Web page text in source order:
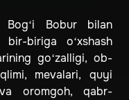
Bog‘i Bobur bilan
biriga o‘xshash
go‘zalligi, ob-
mevalari, quyi
oromgoh, qabr-